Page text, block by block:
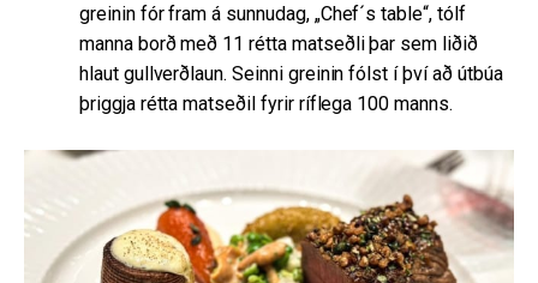
greinin fór fram á sunnudag, „Chef´s table“, tólf
manna borð með 11 rétta matseðli þar sem liðið
hlaut gullverðlaun. Seinni greinin fólst í því að útbúa
þriggja rétta matseðil fyrir ríflega 100 manns.